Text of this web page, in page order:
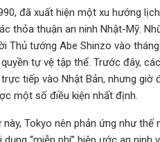
đã xuất hiện một xu hướng
thỏa thuận an ninh Nhật-Mỹ.
Thủ tướng Abe Shinzo vào
tự vệ tập thể. Trước đây,
tiếp vào Nhật Bản, nhưng giờ
một số điều kiện nhất định.
Tokyo nên phản ứng như